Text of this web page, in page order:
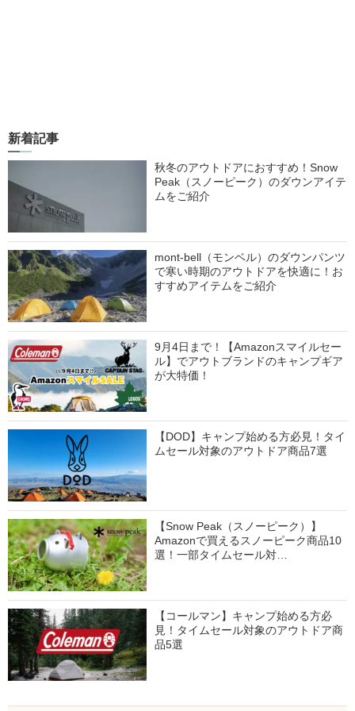
新着記事
秋冬のアウトドアにおすすめ！Snow
Peak（スノーピーク）のダウンアイテ
ムをご紹介
mont-bell（モンベル）のダウンパンツ
で寒い時期のアウトドアを快適に！お
すすめアイテムをご紹介
9月4日まで！【Amazonスマイルセー
ル】でアウトブランドのキャンプギア
が大特価！
【DOD】キャンプ始める方必見！タイ
ムセール対象のアウトドア商品7選
【Snow Peak（スノーピーク）】
Amazonで買えるスノーピーク商品10
選！一部タイムセール対…
【コールマン】キャンプ始める方必
見！タイムセール対象のアウトドア商
品5選